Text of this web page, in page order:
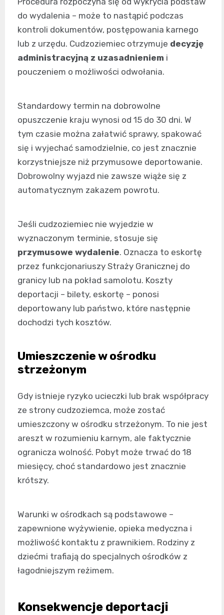
do wydalenia – może to nastąpić podczas
kontroli dokumentów, postępowania karnego
lub z urzędu. Cudzoziemiec otrzymuje decyzję
administracyjną z uzasadnieniem i
pouczeniem o możliwości odwołania.
Standardowy termin na dobrowolne
opuszczenie kraju wynosi od 15 do 30 dni. W
tym czasie można załatwić sprawy, spakować
się i wyjechać samodzielnie, co jest znacznie
korzystniejsze niż przymusowe deportowanie.
Dobrowolny wyjazd nie zawsze wiąże się z
automatycznym zakazem powrotu.
Jeśli cudzoziemiec nie wyjedzie w
wyznaczonym terminie, stosuje się
przymusowe wydalenie. Oznacza to eskortę
przez funkcjonariuszy Straży Granicznej do
granicy lub na pokład samolotu. Koszty
deportacji – bilety, eskortę – ponosi
deportowany lub państwo, które następnie
dochodzi tych kosztów.
Umieszczenie w ośrodku
strzeżonym
Gdy istnieje ryzyko ucieczki lub brak współpracy
ze strony cudzoziemca, może zostać
umieszczony w ośrodku strzeżonym. To nie jest
areszt w rozumieniu karnym, ale faktycznie
ogranicza wolność. Pobyt może trwać do 18
miesięcy, choć standardowo jest znacznie
krótszy.
Warunki w ośrodkach są podstawowe –
zapewnione wyżywienie, opieka medyczna i
możliwość kontaktu z prawnikiem. Rodziny z
dziećmi trafiają do specjalnych ośrodków z
łagodniejszym reżimem.
Konsekwencje deportacji